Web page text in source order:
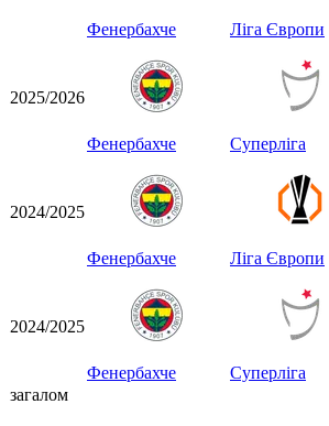
Фенербахче Ліга Європи
2025/2026
Фенербахче Суперліга
2024/2025
Фенербахче Ліга Європи
2024/2025
Фенербахче Суперліга
загалом